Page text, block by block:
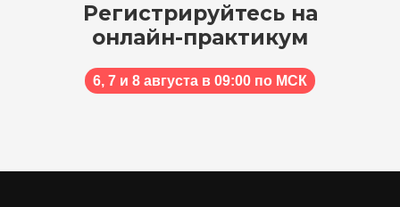
Регистрируйтесь на
онлайн-практикум
6, 7 и 8 августа в 09:00 по МСК